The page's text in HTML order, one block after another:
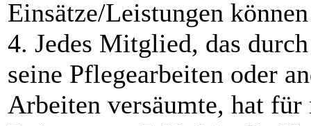
Einsätze/Leistungen
4. Jedes Mitglied, das
seine Pflegearbeiten oder
Arbeiten versäumte, hat